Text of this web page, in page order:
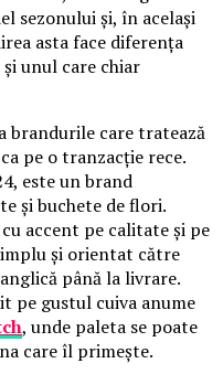
sezonului și, în același
asta face diferența
unul care chiar
brandurile care tratează
pe o tranzacție rece.
este un brand
și buchete de flori.
accent pe calitate și pe
și orientat către
până la livrare.
pe gustul cuiva anume
, unde paleta se poate
care îl primește.